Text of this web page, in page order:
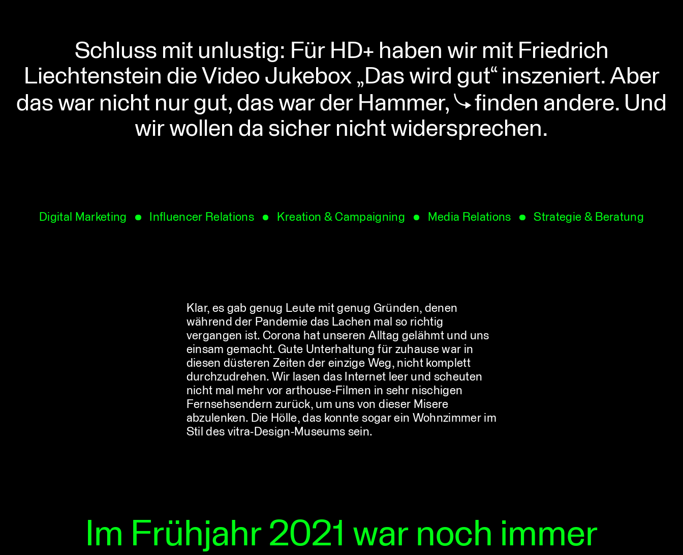
Schluss mit unlustig: Für HD+ haben wir mit Friedrich
Liechtenstein die Video Jukebox „Das wird gut“ inszeniert. Aber
das war nicht nur gut, das war der Hammer,
finden andere. Und
wir wollen da sicher nicht widersprechen.
Digital Marketing Influencer Relations Kreation & Campaigning Media Relations Strategie & Beratung
Klar, es gab genug Leute mit genug Gründen, denen
während der Pandemie das Lachen mal so richtig
vergangen ist. Corona hat unseren Alltag gelähmt und uns
einsam gemacht. Gute Unterhaltung für zuhause war in
diesen düsteren Zeiten der einzige Weg, nicht komplett
durchzudrehen. Wir lasen das Internet leer und scheuten
nicht mal mehr vor arthouse-Filmen in sehr nischigen
Fernsehsendern zurück, um uns von dieser Misere
abzulenken. Die Hölle, das konnte sogar ein Wohnzimmer im
Stil des vitra-Design-Museums sein.
Im Frühjahr 2021 war noch immer